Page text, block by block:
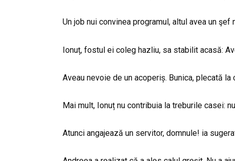
Un job nui convinea programul, altul avea un
Ionuț, fostul ei coleg hazliu, sa stabilit acasă:
Aveau nevoie de un acoperiș. Bunica, plecată
Mai mult, Ionuț nu contribuia la treburile casei:
Atunci angajează un servitor, domnule! ia